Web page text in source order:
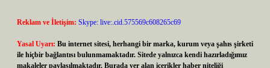
Reklam ve İletişim: Skype: live:.cid.575569c608265c69
Yasal Uyarı: Bu internet sitesi, herhangi bir marka, kurum veya şahıs şirketi
ile hiçbir bağlantısı bulunmamaktadır. Sitede yalnızca kendi hazırladığımız
makaleler paylaşılmaktadır. Burada yer alan içerikler haber niteliği